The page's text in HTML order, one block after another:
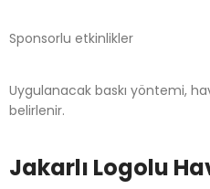
Sponsorlu etkinlikler
Uygulanacak baskı yöntemi,
belirlenir.
Jakarlı Logolu